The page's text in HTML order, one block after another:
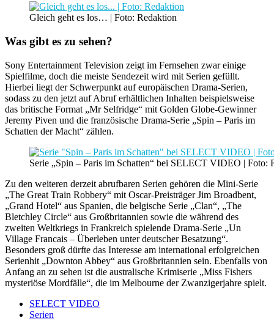
Gleich geht es los… | Foto: Redaktion
Was gibt es zu sehen?
Sony Entertainment Television zeigt im Fernsehen zwar einige
Spielfilme, doch die meiste Sendezeit wird mit Serien gefüllt.
Hierbei liegt der Schwerpunkt auf europäischen Drama-Serien,
sodass zu den jetzt auf Abruf erhältlichen Inhalten beispielsweise
das britische Format „Mr Selfridge“ mit Golden Globe-Gewinner
Jeremy Piven und die französische Drama-Serie „Spin – Paris im
Schatten der Macht“ zählen.
Serie „Spin – Paris im Schatten“ bei SELECT VIDEO | Foto:
Zu den weiteren derzeit abrufbaren Serien gehören die Mini-Serie
„The Great Train Robbery“ mit Oscar-Preisträger Jim Broadbent,
„Grand Hotel“ aus Spanien, die belgische Serie „Clan“, „The
Bletchley Circle“ aus Großbritannien sowie die während des
zweiten Weltkriegs in Frankreich spielende Drama-Serie „Un
Village Francais – Überleben unter deutscher Besatzung“.
Besonders groß dürfte das Interesse am international erfolgreichen
Serienhit „Downton Abbey“ aus Großbritannien sein. Ebenfalls von
Anfang an zu sehen ist die australische Krimiserie „Miss Fishers
mysteriöse Mordfälle“, die im Melbourne der Zwanzigerjahre spielt.
SELECT VIDEO
Serien